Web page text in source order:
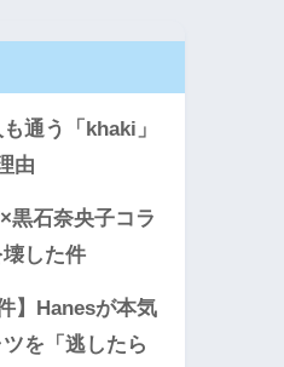
通う「khaki」
由
黒石奈央子コラ
した件
】Hanesが本気
を「逃したら